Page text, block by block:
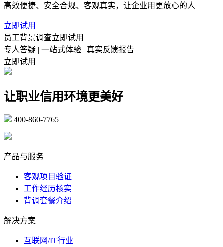
高效便捷、安全合规、客观真实，让企业用更放心的人
立即试用
员工背景调查立即试用
专人答疑 | 一站式体验 | 真实反馈报告
立即试用
让职业信用环境更美好
400-860-7765
产品与服务
客观项目验证
工作经历核实
背调套餐介绍
解决方案
互联网/IT行业